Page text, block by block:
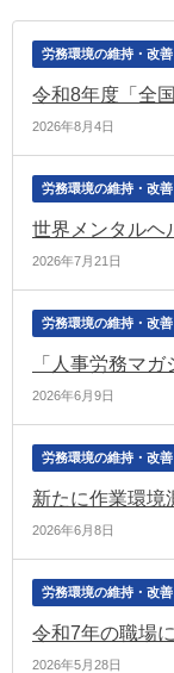
労務環境の維持・改善
2026年8月4日
労務環境の維持・改善
2026年7月21日
労務環境の維持・改善
2026年6月9日
労務環境の維持・改善
2026年6月8日
労務環境の維持・改善
2026年5月28日